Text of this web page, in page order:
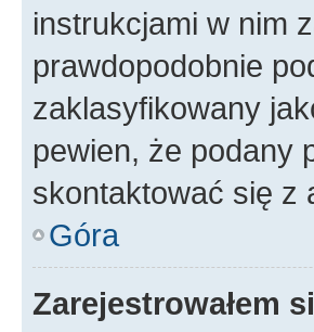
instrukcjami w nim
prawdopodobnie
zaklasyfikowany
pewien, że podany
skontaktować się z
Góra
Zarejestrowałem